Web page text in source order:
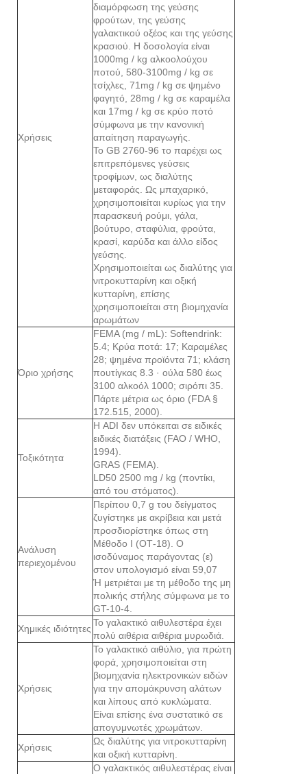
Χρήσεις
διαμόρφωση της γεύσης
φρούτων, της γεύσης
γαλακτικού οξέος και της γεύσης
κρασιού. Η δοσολογία είναι
1000mg / kg αλκοολούχου
ποτού, 580-3100mg / kg σε
τσίχλες, 71mg / kg σε ψημένο
φαγητό, 28mg / kg σε καραμέλα
και 17mg / kg σε κρύο ποτό
σύμφωνα με την κανονική
απαίτηση παραγωγής.
Το GB 2760-96 το παρέχει ως
επιτρεπόμενες γεύσεις
τροφίμων, ως διαλύτης
μεταφοράς. Ως μπαχαρικό,
χρησιμοποιείται κυρίως για την
παρασκευή ρούμι, γάλα,
βούτυρο, σταφύλια, φρούτα,
κρασί, καρύδα και άλλο είδος
γεύσης.
Χρησιμοποιείται ως διαλύτης για
νιτροκυτταρίνη και οξική
κυτταρίνη, επίσης
χρησιμοποιείται στη βιομηχανία
αρωμάτων
Όριο χρήσης
FEMA (mg / mL): Softendrink:
5.4; Κρύα ποτά: 17; Καραμέλες
28; ψημένα προϊόντα 71; κλάση
πουτίγκας 8.3 · ούλα 580 έως
3100 αλκοόλ 1000; σιρόπι 35.
Πάρτε μέτρια ως όριο (FDA §
172.515, 2000).
Τοξικότητα
Η ADI δεν υπόκειται σε ειδικές
ειδικές διατάξεις (FAO / WHO,
1994).
GRAS (FEMA).
LD50 2500 mg / kg (ποντίκι,
από του στόματος).
Ανάλυση
περιεχομένου
Περίπου 0,7 g του δείγματος
ζυγίστηκε με ακρίβεια και μετά
προσδιορίστηκε όπως στη
Μέθοδο Ι (ΟΤ-18). Ο
ισοδύναμος παράγοντας (ε)
στον υπολογισμό είναι 59,07
Ή μετριέται με τη μέθοδο της μη
πολικής στήλης σύμφωνα με το
GT-10-4.
Χημικές ιδιότητες
Το γαλακτικό αιθυλεστέρα έχει
πολύ αιθέρια αιθέρια μυρωδιά.
Χρήσεις
Το γαλακτικό αιθύλιο, για πρώτη
φορά, χρησιμοποιείται στη
βιομηχανία ηλεκτρονικών ειδών
για την απομάκρυνση αλάτων
και λίπους από κυκλώματα.
Είναι επίσης ένα συστατικό σε
απογυμνωτές χρωμάτων.
Χρήσεις
Ως διαλύτης για νιτροκυτταρίνη
και οξική κυτταρίνη.
Ο γαλακτικός αιθυλεστέρας είναι